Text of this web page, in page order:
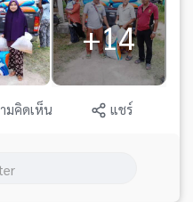
กิดเหตุการณ์ความไม่สงบใน
ากจน
นพื้นที่
+14
มคิดเห็น แชร์